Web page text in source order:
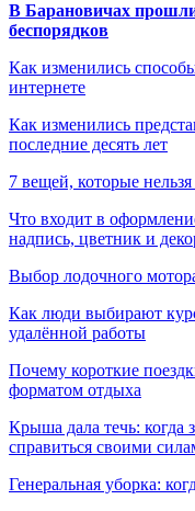
В Барановичах
беспорядков
Как изменились
интернете
Как изменились
последние десять лет
7 вещей, которые
Что входит в
надпись, цветник и
Выбор лодочного
Как люди выбирают
удалённой работы
Почему короткие
форматом отдыха
Крыша дала течь: когда
справиться своими
Генеральная уборка: